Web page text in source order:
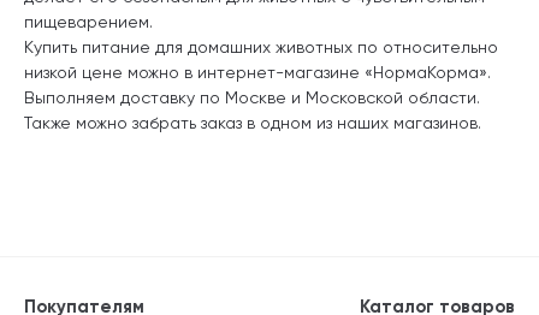
пищеварением.
Купить питание для домашних животных по относительно
низкой цене можно в интернет-магазине «НормаКорма».
Выполняем доставку по Москве и Московской области.
Также можно забрать заказ в одном из наших магазинов.
Каталог товаров
Покупателям